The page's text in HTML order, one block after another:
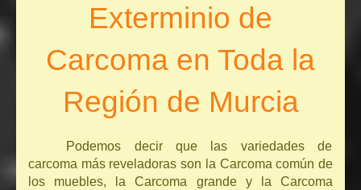
Exterminio de
Carcoma en Toda la
Región de Murcia
Podemos decir que las variedades de
carcoma más reveladoras son la Carcoma común de
los muebles, la Carcoma grande y la Carcoma